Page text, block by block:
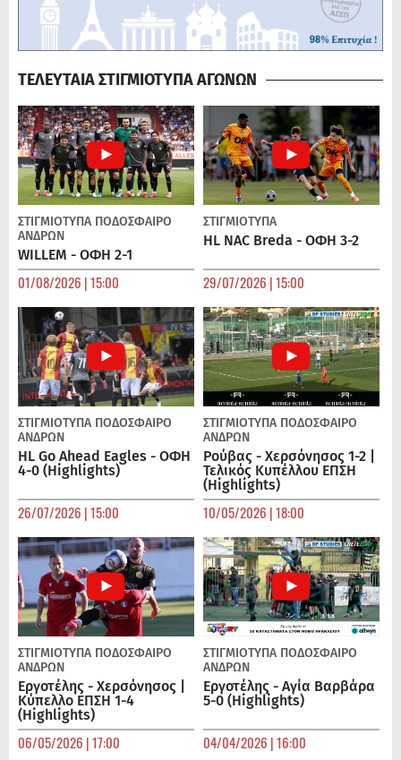
ΤΕΛΕΥΤΑΙΑ ΣΤΙΓΜΙΟΤΥΠΑ ΑΓΩΝΩΝ
ΣΤΙΓΜΙΟΤΥΠΑ ΠΟΔΌΣΦΑΙΡΟ
ΑΝΔΡΏΝ
WILLEM - ΟΦΗ 2-1
01/08/2026 | 15:00
ΣΤΙΓΜΙΟΤΥΠΑ
HL NAC Breda - ΟΦΗ 3-2
29/07/2026 | 15:00
ΣΤΙΓΜΙΟΤΥΠΑ ΠΟΔΌΣΦΑΙΡΟ
ΑΝΔΡΏΝ
HL Go Ahead Eagles - ΟΦΗ
4-0 (Highlights)
26/07/2026 | 15:00
ΣΤΙΓΜΙΟΤΥΠΑ ΠΟΔΌΣΦΑΙΡΟ
ΑΝΔΡΏΝ
Ρούβας - Χερσόνησος 1-2 |
Τελικός Κυπέλλου ΕΠΣΗ
(Highlights)
10/05/2026 | 18:00
ΣΤΙΓΜΙΟΤΥΠΑ ΠΟΔΌΣΦΑΙΡΟ
ΑΝΔΡΏΝ
Εργοτέλης - Χερσόνησος |
Κύπελλο ΕΠΣΗ 1-4
(Highlights)
06/05/2026 | 17:00
ΣΤΙΓΜΙΟΤΥΠΑ ΠΟΔΌΣΦΑΙΡΟ
ΑΝΔΡΏΝ
Εργοτέλης - Αγία Βαρβάρα
5-0 (Highlights)
04/04/2026 | 16:00